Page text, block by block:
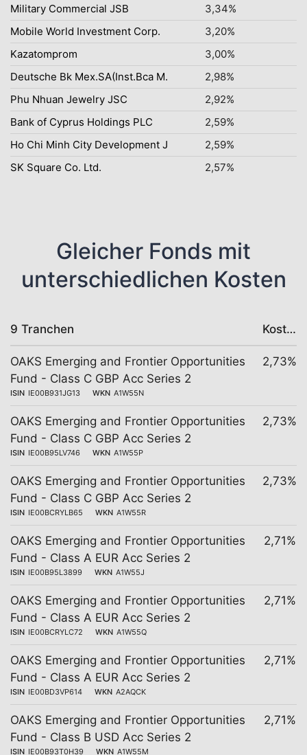
Military Commercial JSB
3,34%
Mobile World Investment Corp.
3,20%
Kazatomprom
3,00%
Deutsche Bk Mex.SA(Inst.Bca M.
2,98%
Phu Nhuan Jewelry JSC
2,92%
Bank of Cyprus Holdings PLC
2,59%
Ho Chi Minh City Development J
2,59%
SK Square Co. Ltd.
2,57%
Gleicher Fonds mit
unterschiedlichen Kosten
9 Tranchen Kosten
OAKS Emerging and Frontier Opportunities
Fund - Class C GBP Acc Series 2
ISIN IE00B931JG13 WKN A1W55N
2,73%
OAKS Emerging and Frontier Opportunities
Fund - Class C GBP Acc Series 2
ISIN IE00B95LV746 WKN A1W55P
2,73%
OAKS Emerging and Frontier Opportunities
Fund - Class C GBP Acc Series 2
ISIN IE00BCRYLB65 WKN A1W55R
2,73%
OAKS Emerging and Frontier Opportunities
Fund - Class A EUR Acc Series 2
ISIN IE00B95L3899 WKN A1W55J
2,71%
OAKS Emerging and Frontier Opportunities
Fund - Class A EUR Acc Series 2
ISIN IE00BCRYLC72 WKN A1W55Q
2,71%
OAKS Emerging and Frontier Opportunities
Fund - Class A EUR Acc Series 2
ISIN IE00BD3VP614 WKN A2AQCK
2,71%
OAKS Emerging and Frontier Opportunities
Fund - Class B USD Acc Series 2
ISIN IE00B93T0H39 WKN A1W55M
2,71%